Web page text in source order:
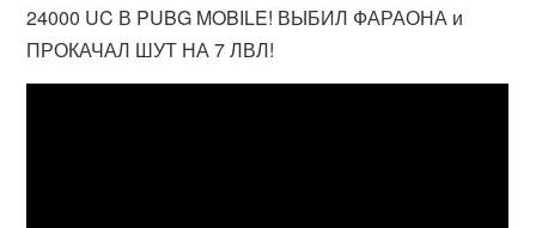
24000 UC В PUBG MOBILE! ВЫБИЛ ФАРАОНА и
ПРОКАЧАЛ ШУТ НА 7 ЛВЛ!